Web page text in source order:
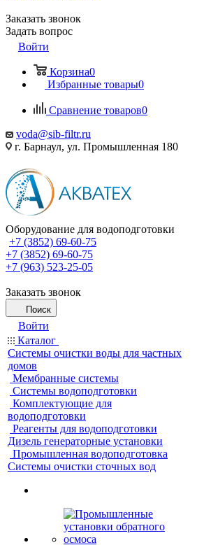
Заказать звонок
Задать вопрос
Войти
Корзина0
Избранные товары0
Сравнение товаров0
voda@sib-filtr.ru
г. Барнаул, ул. Промышленная 180
Оборудование для водоподготовки
+7 (3852) 69-60-75
+7 (3852) 69-60-75
+7 (963) 523-25-05
Заказать звонок
Поиск
Войти
Каталог
Системы очистки воды для частных
домов
Мембранные системы
Системы водоподготовки
Комплектующие для
водоподготовки
Реагенты для водоподготовки
Дизель генераторные установки
Промышленная водоподготовка
Системы очистки сточных вод